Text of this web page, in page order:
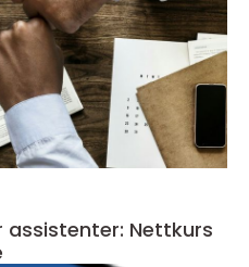
assistenter: Nettkurs